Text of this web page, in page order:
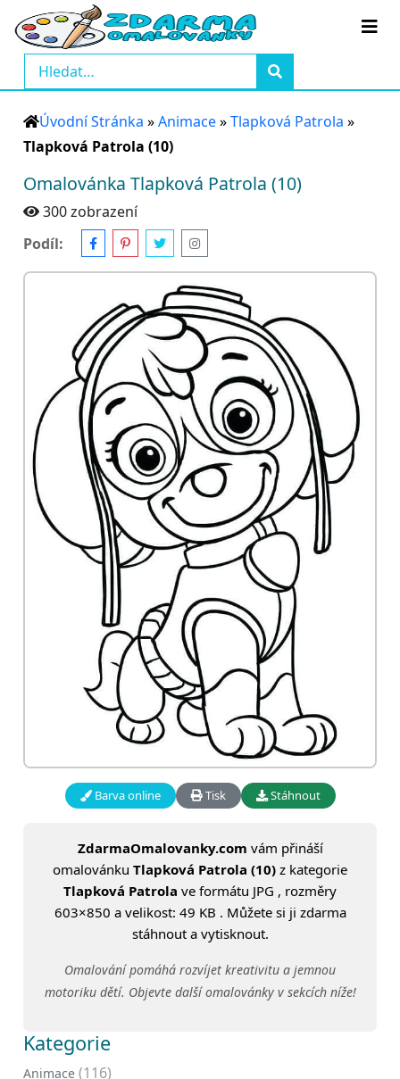
Úvodní Stránka »Animace»Tlapková Patrola »
Tlapková Patrola (10)
Omalovánka Tlapková Patrola (10)
300 zobrazení
Podíl:
Barva online Tisk Stáhnout
ZdarmaOmalovanky.com vám přináší
omalovánku Tlapková Patrola (10) z kategorie
Tlapková Patrola ve formátu JPG , rozměry
603×850 a velikost: 49 KB . Můžete si ji zdarma
stáhnout a vytisknout.
Omalování pomáhá rozvíjet kreativitu a jemnou
motoriku dětí. Objevte další omalovánky v sekcích níže!
Kategorie
Animace (116)